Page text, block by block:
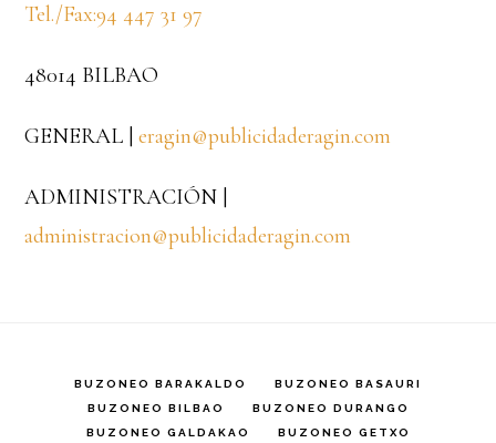
Tel./Fax:94 447 31 97
48014 BILBAO
GENERAL |eragin@publicidaderagin.com
ADMINISTRACIÓN |
administracion@publicidaderagin.com
BUZONEO BARAKALDO
BUZONEO BASAURI
BUZONEO BILBAO
BUZONEO DURANGO
BUZONEO GALDAKAO
BUZONEO GETXO